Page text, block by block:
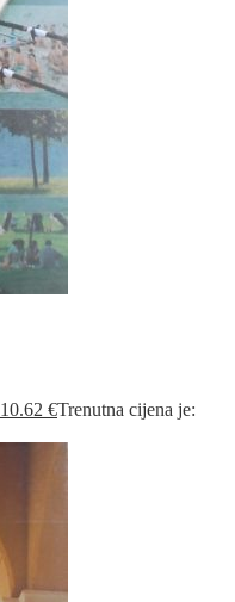
10.62 €Trenutna cijena je: